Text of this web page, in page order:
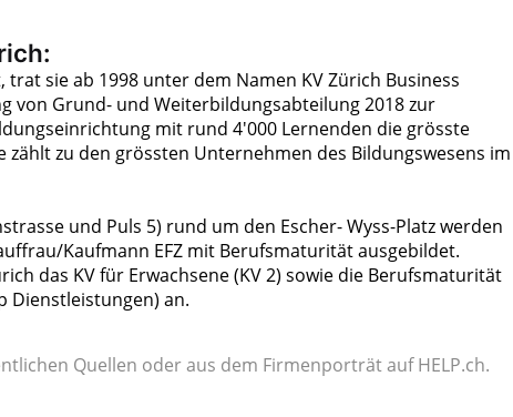
sie ab 1998 unter dem Namen KV Zürich Business
von Grund- und Weiterbildungsabteilung 2018 zur
mit rund 4'000 Lernenden die grösste
zählt zu den grössten Unternehmen des Bildungswesens im
und Puls 5) rund um den Escher- Wyss-Platz werden
Kaufmann EFZ mit Berufsmaturität ausgebildet.
das KV für Erwachsene (KV 2) sowie die Berufsmaturität
Dienstleistungen) an.
Quellen oder aus dem Firmenporträt auf HELP.ch.